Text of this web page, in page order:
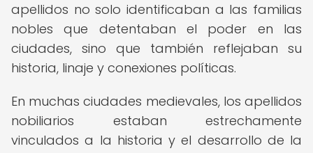
apellidos no solo identificaban a las familias
nobles que detentaban el poder en las
ciudades, sino que también reflejaban su
historia, linaje y conexiones políticas.
En muchas ciudades medievales, los apellidos
nobiliarios estaban estrechamente
vinculados a la historia y el desarrollo de la